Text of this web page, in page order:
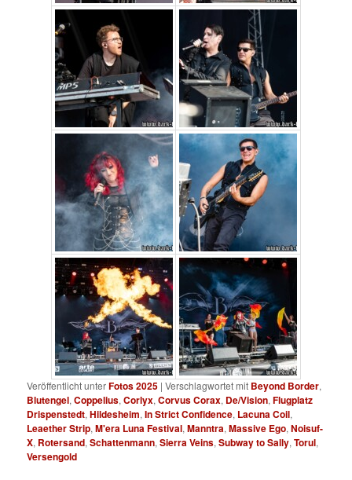
Veröffentlicht unterFotos 2025 |Verschlagwortet mit Beyond Border,
Blutengel,Coppelius,Corlyx,Corvus Corax, De/Vision,Flugplatz
Drispenstedt,Hildesheim,In Strict Confidence, Lacuna Coil,
Leaether Strip,M'era Luna Festival,Manntra,Massive Ego,Noisuf-
X, Rotersand,Schattenmann,Sierra Veins,Subway to Sally,Torul,
Versengold